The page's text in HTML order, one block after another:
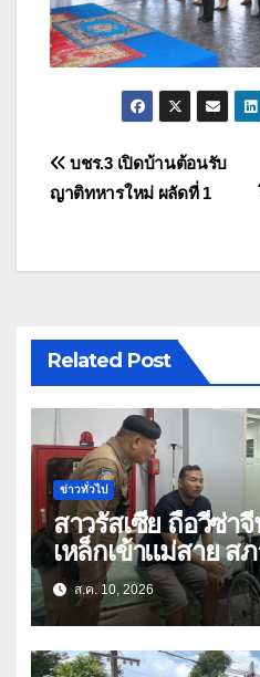
แนะแนว
เรื่อง
บชร.3 เปิดบ้านต้อนรับ
ญาติทหารใหม่ ผลัดที่ 1
Related Post
ข่าวทั่วไป
สาวรัสเซีย ถือวีซ่า
เหล็กเข้าแม่สาย ส
ร่างกาย ร้องขอกลับ
ทำงานในจีน-เมียน
ส.ค. 10, 2026